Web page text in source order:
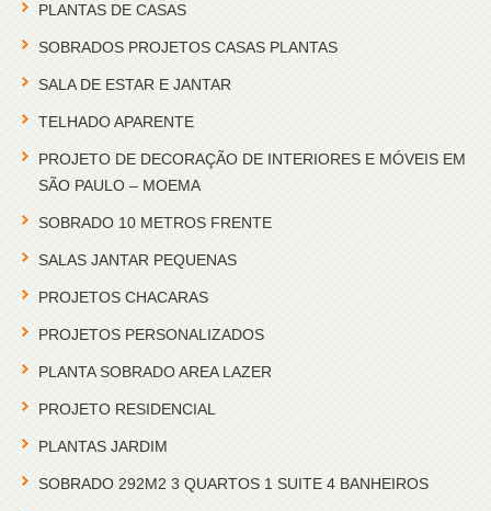
PLANTAS DE CASAS
SOBRADOS PROJETOS CASAS PLANTAS
SALA DE ESTAR E JANTAR
TELHADO APARENTE
PROJETO DE DECORAÇÃO DE INTERIORES E MÓVEIS EM
SÃO PAULO – MOEMA
SOBRADO 10 METROS FRENTE
SALAS JANTAR PEQUENAS
PROJETOS CHACARAS
PROJETOS PERSONALIZADOS
PLANTA SOBRADO AREA LAZER
PROJETO RESIDENCIAL
PLANTAS JARDIM
SOBRADO 292M2 3 QUARTOS 1 SUITE 4 BANHEIROS